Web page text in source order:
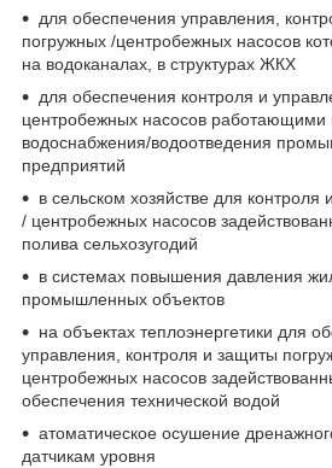
для обеспечения управления,
погружных /центробежных насосов
на водоканалах, в структурах ЖКХ
для обеспечения контроля и
центробежных насосов работающими
водоснабжения/водоотведения
предприятий
в сельском хозяйстве для
/ центробежных насосов
полива сельхозугодий
в системах повышения давления
промышленных объектов
на объектах теплоэнергетики для
управления, контроля и защиты
центробежных насосов
обеспечения технической водой
атоматическое осушение
датчикам уровня